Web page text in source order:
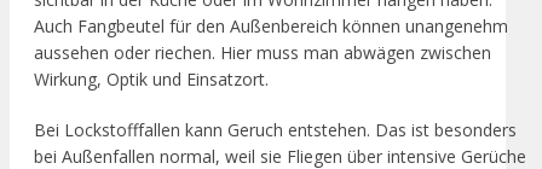
Auch Fangbeutel für den Außenbereich können unangenehm
aussehen oder riechen. Hier muss man abwägen zwischen
Wirkung, Optik und Einsatzort.
Bei Lockstofffallen kann Geruch entstehen. Das ist besonders
bei Außenfallen normal, weil sie Fliegen über intensive Gerüche